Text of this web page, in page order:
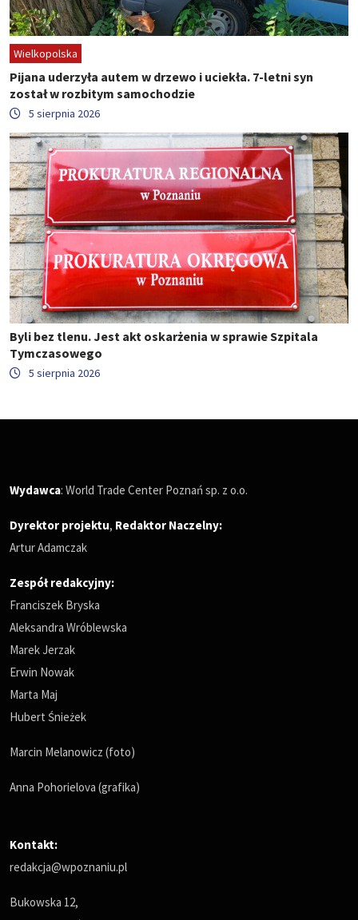
Wielkopolska
Pijana uderzyła autem w drzewo i uciekła. 7-letni syn
został w rozbitym samochodzie
5 sierpnia 2026
Byli bez tlenu. Jest akt oskarżenia w sprawie Szpitala
Tymczasowego
5 sierpnia 2026
Wydawca: World Trade Center Poznań sp. z o.o.
Dyrektor projektu, Redaktor Naczelny:
Artur Adamczak
Zespół redakcyjny:
Franciszek Bryska
Aleksandra Wróblewska
Marek Jerzak
Erwin Nowak
Marta Maj
Hubert Śnieżek
Marcin Melanowicz (foto)
Anna Pohorielova (grafika)
Kontakt:
redakcja@wpoznaniu.pl
Bukowska 12,